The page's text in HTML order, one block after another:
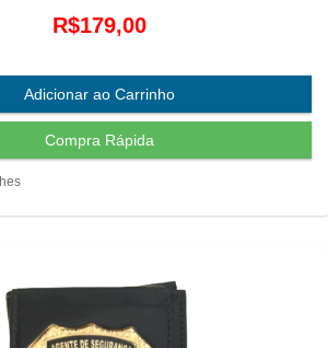
R$179,00